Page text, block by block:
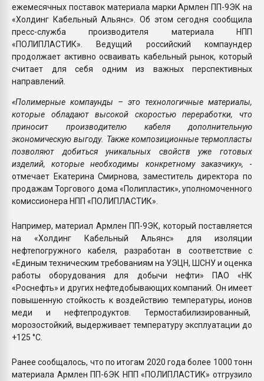
ежемесячных поставок материала марки Армлен ПП-9ЭК на
«Холдинг Кабельный Альянс». Об этом сегодня сообщила
пресс-служба производителя материала НПП
«ПОЛИПЛАСТИК». Ведущий российский компаундер
продолжает активно осваивать кабельный рынок, который
считает для себя одним из важных перспективных
направлений.
«Полимерные компаунды – это технологичные материалы,
которые обладают высокой скоростью переработки, что
приносит производителю кабеля дополнительную
экономическую выгоду. Также композиционные термопласты
позволяют добиться уникальных свойств уже готовых
изделий, которые необходимы конкретному заказчику», -
отмечает Екатерина Смирнова, заместитель директора по
продажам Торгового дома «Полипластик», уполномоченного
комиссионера НПП «ПОЛИПЛАСТИК».
Например, материал Армлен ПП-9ЭК, который поставляется
на «Холдинг Кабельный Альянс» для изоляции
нефтепогружного кабеля, разработан в соответствие с
«Единым техническим требованиям на УЭЦН, ШСНУ и оценка
работы оборудования для добычи нефти» ПАО «НК
«Роснефть» и других нефтедобывающих компаний. Он имеет
повышенную стойкость к воздействию температуры, ионов
меди и нефтепродуктов. Термостабилизированный,
морозостойкий, выдерживает температуру эксплуатации до
+125 °С.
Ранее сообщалось, что по итогам 2020 года более 1000 тонн
материала Армлен ПП-6ЭК НПП «ПОЛИПЛАСТИК» отгрузило